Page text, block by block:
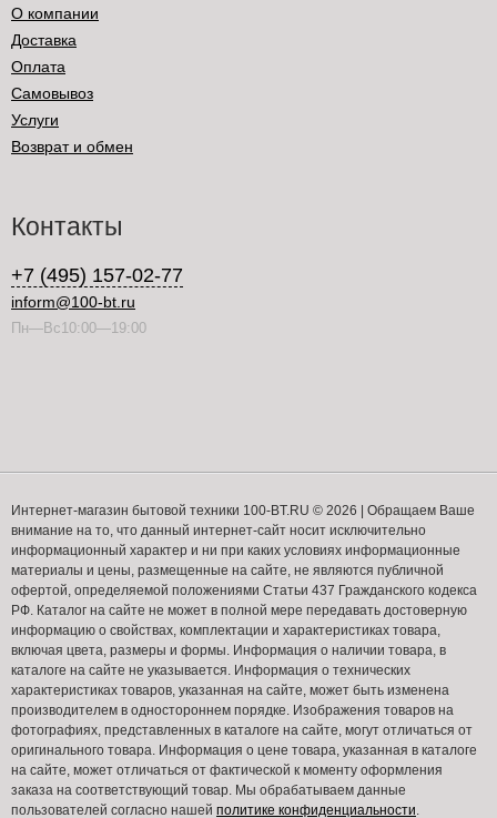
О компании
Доставка
Оплата
Самовывоз
Услуги
Возврат и обмен
Контакты
+7 (495) 157-02-77
inform@100-bt.ru
Пн—Вс10:00—19:00
Интернет-магазин бытовой техники 100-BT.RU © 2026 | Обращаем Ваше
внимание на то, что данный интернет-сайт носит исключительно
информационный характер и ни при каких условиях информационные
материалы и цены, размещенные на сайте, не являются публичной
офертой, определяемой положениями Статьи 437 Гражданского кодекса
РФ. Каталог на сайте не может в полной мере передавать достоверную
информацию о свойствах, комплектации и характеристиках товара,
включая цвета, размеры и формы. Информация о наличии товара, в
каталоге на сайте не указывается. Информация о технических
характеристиках товаров, указанная на сайте, может быть изменена
производителем в одностороннем порядке. Изображения товаров на
фотографиях, представленных в каталоге на сайте, могут отличаться от
оригинального товара. Информация о цене товара, указанная в каталоге
на сайте, может отличаться от фактической к моменту оформления
заказа на соответствующий товар. Мы обрабатываем данные
пользователей согласно нашей политике конфиденциальности.